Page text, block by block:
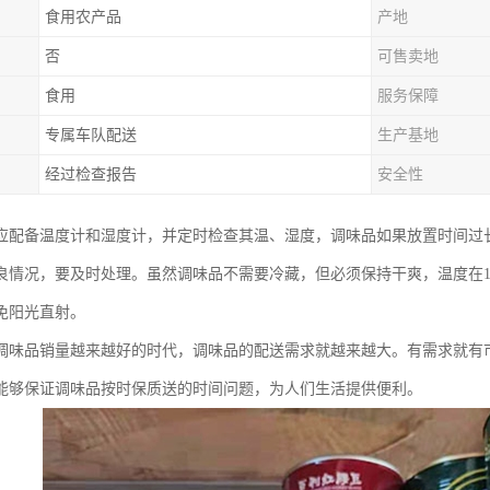
食用农产品 产地
否 可售卖地
食用 服务保障
专属车队配送 生产基地
经过检查报告 安全性
配备温度计和湿度计，并定时检查其温、湿度，调味品如果放置时间
情况，要及时处理。虽然调味品不需要冷藏，但必须保持干爽，温
阳光直射。
味品销量越来越好的时代，调味品的配送需求就越来越大。有需求就
够保证调味品按时保质送的时间问题，为人们生活提供便利。